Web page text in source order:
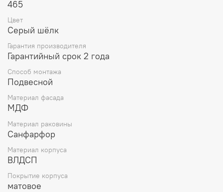
465
Цвет
Серый шёлк
Гарантия производителя
Гарантийный срок 2 года
Способ монтажа
Подвесной
Материал фасада
МДФ
Материал раковины
Санфарфор
Материал корпуса
ВЛДСП
Покрытие корпуса
матовое